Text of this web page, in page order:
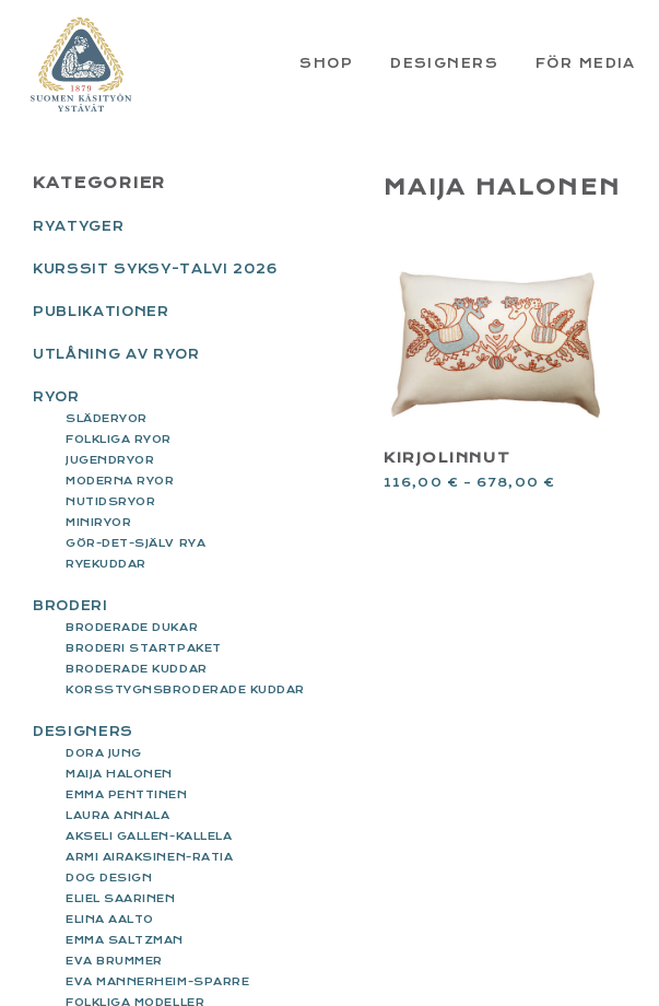
primary
navigation
content
primary
sidebar
footer
SHOP DESIGNERS FÖR MEDIA
MAIJA HALONEN
KIRJOLINNUT
116,00 € – 678,00 €
PRIMARY
SIDEBAR
KATEGORIER
RYATYGER
KURSSIT SYKSY-TALVI 2026
PUBLIKATIONER
UTLÅNING AV RYOR
RYOR
SLÄDERYOR
FOLKLIGA RYOR
JUGENDRYOR
MODERNA RYOR
NUTIDSRYOR
MINIRYOR
GÖR-DET-SJÄLV RYA
RYEKUDDAR
BRODERI
BRODERADE DUKAR
BRODERI STARTPAKET
BRODERADE KUDDAR
KORSSTYGNSBRODERADE KUDDAR
DESIGNERS
DORA JUNG
MAIJA HALONEN
EMMA PENTTINEN
LAURA ANNALA
AKSELI GALLEN-KALLELA
ARMI AIRAKSINEN-RATIA
DOG DESIGN
ELIEL SAARINEN
ELINA AALTO
EMMA SALTZMAN
EVA BRUMMER
EVA MANNERHEIM-SPARRE
FOLKLIGA MODELLER